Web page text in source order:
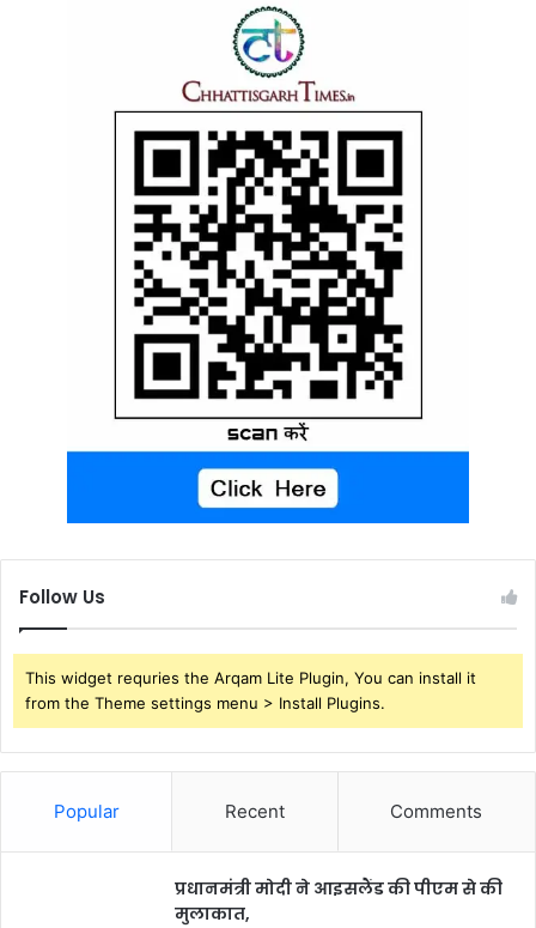
Follow Us
This widget requries the Arqam Lite Plugin, You can install it
from the Theme settings menu > Install Plugins.
Popular Recent Comments
प्रधानमंत्री मोदी ने आइसलैंड की पीएम से की
मुलाकात,